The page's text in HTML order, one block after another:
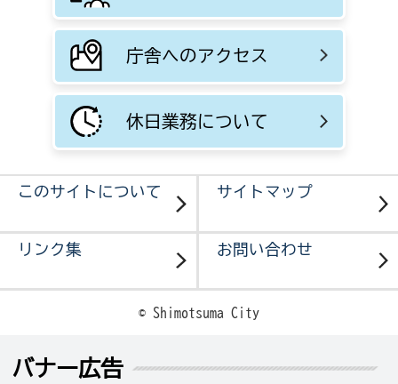
庁舎へのアクセス
休日業務について
このサイトについて サイトマップ
リンク集 お問い合わせ
© Shimotsuma City
バナー広告